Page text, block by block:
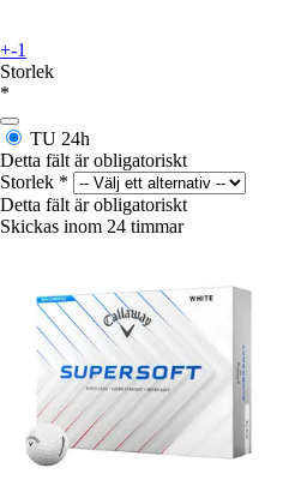
+-1
Storlek
*
TU 24h
Detta fält är obligatoriskt
Storlek *
Detta fält är obligatoriskt
Skickas inom 24 timmar